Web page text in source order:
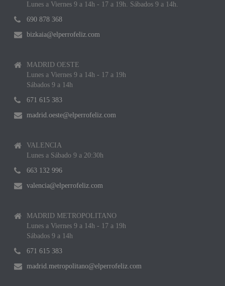
Lunes a Viernes 9 a 14h - 17 a 19h. Sábados 9 a 14h.
690 878 368
bizkaia@elperrofeliz.com
MADRID OESTE
Lunes a Viernes 9 a 14h - 17 a 19h
Sábados 9 a 14h
671 615 383
madrid.oeste@elperrofeliz.com
VALENCIA
Lunes a Sábado 9 a 20:30h
663 132 996
valencia@elperrofeliz.com
MADRID METROPOLITANO
Lunes a Viernes 9 a 14h - 17 a 19h
Sábados 9 a 14h
671 615 383
madrid.metropolitano@elperrofeliz.com